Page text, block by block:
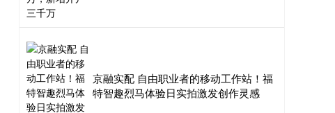
京融实配 自由职业者的移动工作站！福
特智趣烈马体验日实拍激发创作灵感